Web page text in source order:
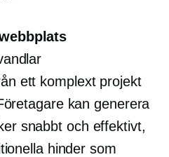
ett komplext projekt
kan generera
snabbt och effektivt,
hinder som